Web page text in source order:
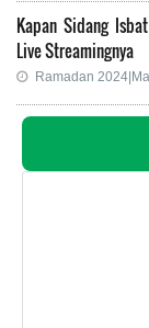
Kapan Sidang
Live Streamingnya
Ramadan